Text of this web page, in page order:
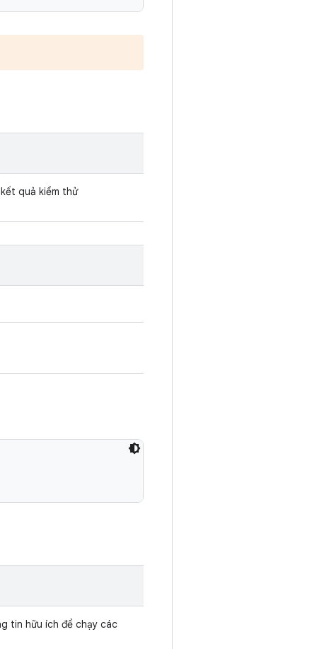
kết quả kiểm thử
tin hữu ích để chạy các